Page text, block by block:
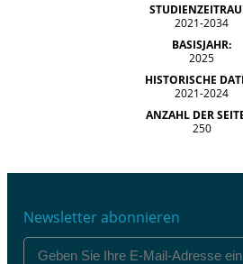
2021-2034
BASISJAHR:
2025
HISTORISCHE
2021-2024
ANZAHL DER
250
Newsletter abonnieren